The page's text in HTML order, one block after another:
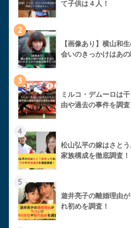
て子供は４人！
2
【画像あり】横山和
会いのきっかけはあの
3
ミルコ・デムーロは
由や過去の事件を調査
4
松山弘平の嫁はさと
家族構成を徹底調査！
5
遊井亮子の離婚理由
れ初めを調査！